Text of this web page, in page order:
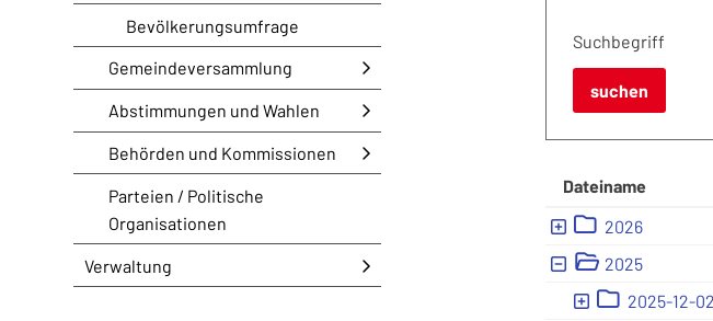
Suchbegriff
suchen
Dateiname
Ebene 1:2026
Ebene 1:2025
Ebene 2:2025-12-02
Bevölkerungsumfrage
Gemeindeversammlung
Abstimmungen und Wahlen
Behörden und Kommissionen
Parteien / Politische
Organisationen
Verwaltung